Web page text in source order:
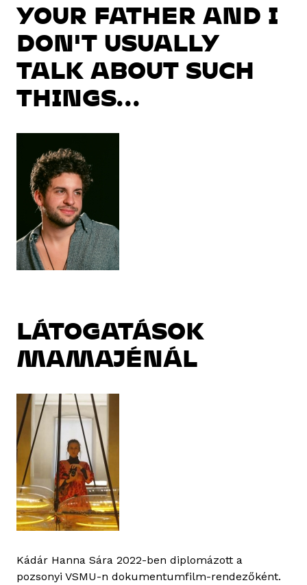
YOUR FATHER AND I
DON'T USUALLY
TALK ABOUT SUCH
THINGS...
LÁTOGATÁSOK
MAMAJÉNÁL
Kádár Hanna Sára 2022-ben diplomázott a
pozsonyi VSMU-n dokumentumfilm-rendezőként.